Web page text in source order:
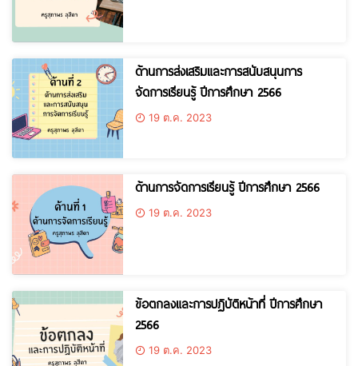
ด้านการส่งเสริมและการสนับสนุนการ
จัดการเรียนรู้ ปีการศึกษา 2566
19 ต.ค. 2023
ด้านการจัดการเรียนรู้ ปีการศึกษา 2566
19 ต.ค. 2023
ข้อตกลงและการปฏิบัติหน้าที่ ปีการศึกษา
2566
19 ต.ค. 2023